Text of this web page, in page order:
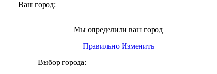
Ваш город:
Мы определили ваш город
Правильно Изменить
Выбор города: